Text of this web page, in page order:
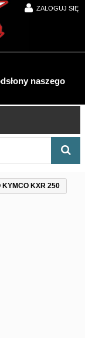
ZALOGUJ SIĘ
naszego
KYMCO KXR 250